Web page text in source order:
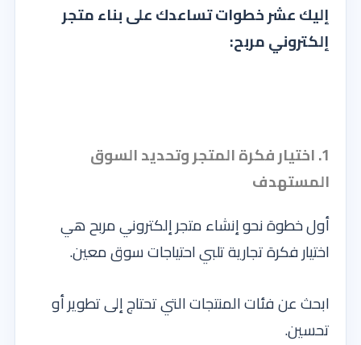
إليك عشر خطوات تساعدك على بناء متجر
إلكتروني مربح:
1. اختيار فكرة المتجر وتحديد السوق
المستهدف
أول خطوة نحو إنشاء متجر إلكتروني مربح هي
اختيار فكرة تجارية تلبي احتياجات سوق معين.
ابحث عن فئات المنتجات التي تحتاج إلى تطوير أو
تحسين.